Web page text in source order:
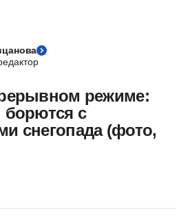
режиме:
борются с
снегопада (фото,